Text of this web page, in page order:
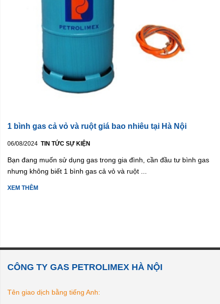
1 bình gas cả vỏ và ruột giá bao nhiêu tại Hà Nội
06/08/2024 TIN TỨC SỰ KIỆN
Bạn đang muốn sử dụng gas trong gia đình, cần đầu tư bình gas
nhưng không biết 1 bình gas cả vỏ và ruột ...
XEM THÊM
CÔNG TY GAS PETROLIMEX HÀ NỘI
Tên giao dịch bằng tiếng Anh: